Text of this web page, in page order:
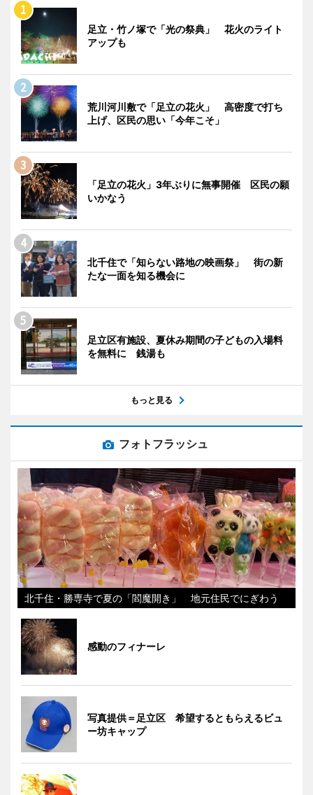
足立・竹ノ塚で「光の祭典」 花火のライト
アップも
荒川河川敷で「足立の花火」 高密度で打ち
上げ、区民の思い「今年こそ」
「足立の花火」3年ぶりに無事開催 区民の願
いかなう
北千住で「知らない路地の映画祭」 街の新
たな一面を知る機会に
足立区有施設、夏休み期間の子どもの入場料
を無料に 銭湯も
もっと見る
フォトフラッシュ
北千住・勝専寺で夏の「閻魔開き」 地元住民でにぎわう
感動のフィナーレ
写真提供＝足立区 希望するともらえるビュ
ー坊キャップ